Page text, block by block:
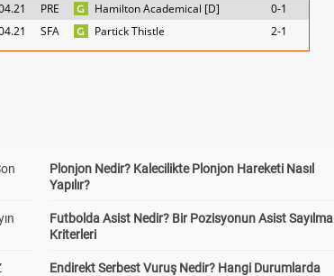
PRE Hamilton Academical [D]
0-1
SFA Partick Thistle 2-1
Plonjon Nedir? Kalecilikte Plonjon Hareketi Nasıl
Yapılır?
Futbolda Asist Nedir? Bir Pozisyonun Asist Sayılma
Kriterleri
Endirekt Serbest Vuruş Nedir? Hangi Durumlarda